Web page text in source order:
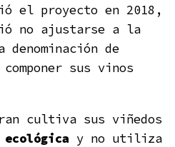
el proyecto en 2018,
no ajustarse a la
denominación de
sus vinos
cultiva sus viñedos
ecológica y no utiliza